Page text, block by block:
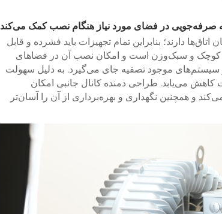
صرفه‌جویی در فضای مورد نیاز هنگام نصب کمک می‌کند
دارند؛ بنابراین تمام تجهیزات باید فشرده و قابل
نصب سریع باشند. دمنده کانال جانبی شرکت Vacair Tech کوچک و سبک‌وزن است و امکان نصب آن در فضاهای
سیستم‌های موجود تصفیه جای می‌گیرد. به دلیل سهولت
می‌یابد. طراحی دمنده کانال جانبی امکان
و همچنین نگهداری و بهره‌برداری از آن را آسان‌تر